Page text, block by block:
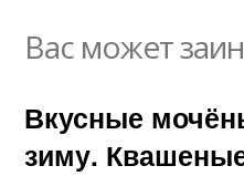
Вас может
Вкусные
зиму.